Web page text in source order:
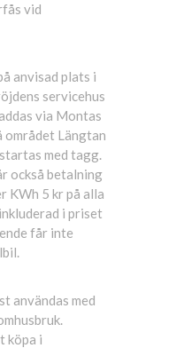
vid
anvisad plats i
servicehus
via Montas
området Längtan
med tagg.
också betalning
KWh 5 kr på alla
i priset
får inte
användas med
köpa i